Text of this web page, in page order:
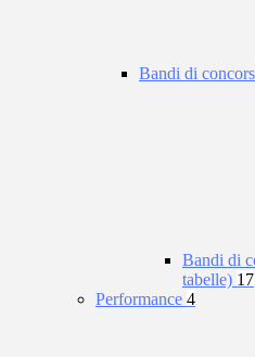
Bandi di
Bandi di
tabelle) 17
Performance 4